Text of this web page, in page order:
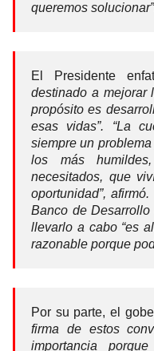
queremos
El Presidente
destinado a mejorar
propósito es
esas vidas”. “La
siempre un
los más
necesitados, que
oportunidad”,
Banco de
llevarlo a cabo “es
razonable porque
Por su parte, el
firma de estos
importancia